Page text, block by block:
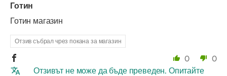
Готин
Готин магазин
Отзив събрал чрез покана за магазин
0
0
Отзивът не може да бъде преведен. Опитайте